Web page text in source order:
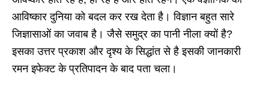
आविष्कार दुनिया को बदल कर रख देता है। विज्ञान बहुत सारे
जिज्ञासाओं का जवाब है। जैसे समुद्र का पानी नीला क्यों है?
इसका उत्तर प्रकाश और दृश्य के सिद्धांत से है इसकी जानकारी
रमन इफेक्ट के प्रतिपादन के बाद पता चला।